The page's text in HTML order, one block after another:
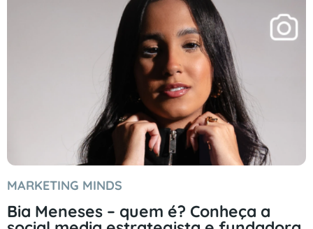
MARKETING MINDS
Bia Meneses – quem é? Conheça a